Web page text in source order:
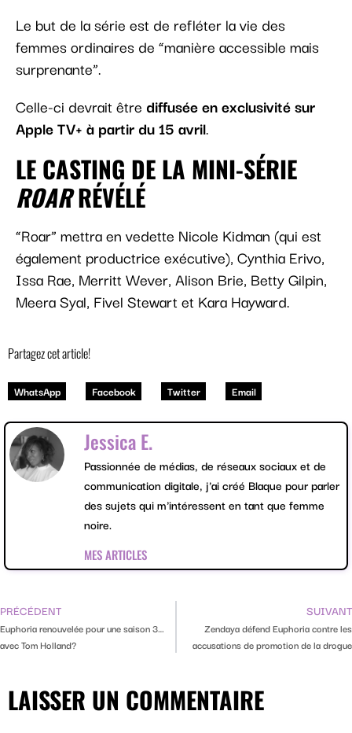
Le but de la série est de refléter la vie des
femmes ordinaires de “manière accessible mais
surprenante”.
Celle-ci devrait être diffusée en exclusivité sur
Apple TV+ à partir du 15 avril.
LE CASTING DE LA MINI-SÉRIE
ROARRÉVÉLÉ
“Roar” mettra en vedette Nicole Kidman (qui est
également productrice exécutive), Cynthia Erivo,
Issa Rae, Merritt Wever, Alison Brie, Betty Gilpin,
Meera Syal, Fivel Stewart et Kara Hayward.
Partagez cet article!
WhatsApp Facebook Twitter Email
Jessica E.
Passionnée de médias, de réseaux sociaux et de
communication digitale, j'ai créé Blaque pour parler
des sujets qui m'intéressent en tant que femme
noire.
MES ARTICLES
PRÉCÉDENT
Euphoria renouvelée pour une saison 3…
avec Tom Holland?
SUIVANT
Zendaya défend Euphoria contre les
accusations de promotion de la drogue
LAISSER UN COMMENTAIRE